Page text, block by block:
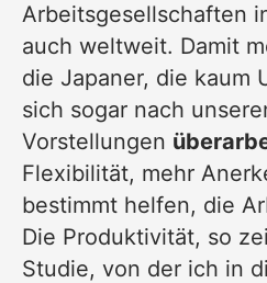
Arbeitsgesellschaften
auch weltweit. Damit
die Japaner, die kaum
sich sogar nach
Vorstellungen
Flexibilität, mehr
bestimmt helfen, die
Die Produktivität, so
Studie, von der ich in